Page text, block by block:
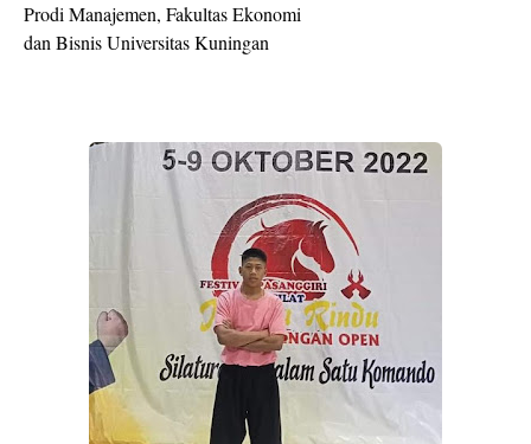
Prodi Manajemen, Fakultas Ekonomi
dan Bisnis Universitas Kuningan